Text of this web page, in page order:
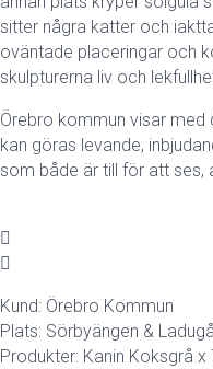
sitter några katter och
oväntade placeringar och
skulpturerna liv och
Örebro kommun visar
kan göras levande,
som både är till för att ses,
Kund: Örebro Kommun
Plats: Sörbyängen &
Produkter: Kanin Koksgrå x